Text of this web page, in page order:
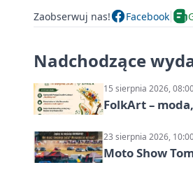
Zaobserwuj nas! Facebook
Nadchodzące
15 sierpnia 2026,
FolkArt –
23 sierpnia 2026,
Moto Show